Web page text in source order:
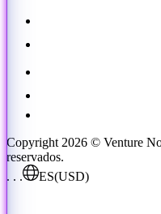
Copyright 2026 © Venture
reservados.
. . .
ES(USD)